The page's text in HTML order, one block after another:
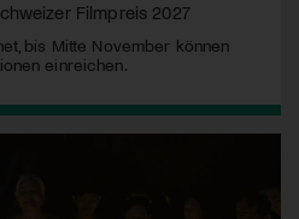
Filmpreis 2027
bis Mitte November können
einreichen.